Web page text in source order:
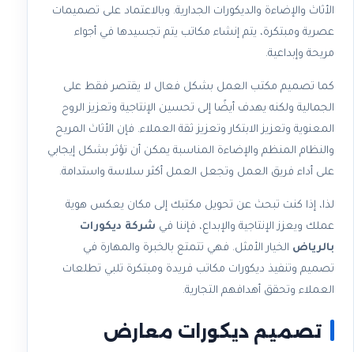
الأثاث والإضاءة والديكورات الجدارية. وبالاعتماد على تصميمات
عصرية ومبتكرة، يتم إنشاء مكاتب يتم تجسيدها في أجواء
مريحة وإبداعية.
كما تصميم مكتب العمل بشكل فعال لا يقتصر فقط على
الجمالية ولكنه يهدف أيضًا إلى تحسين الإنتاجية وتعزيز الروح
المعنوية وتعزيز الابتكار وتعزيز ثقة العملاء. فإن الأثاث المريح
والنظام المنظم والإضاءة المناسبة يمكن أن تؤثر بشكل إيجابي
على أداء فريق العمل وتجعل العمل أكثر سلاسة واستدامة.
لذا، إذا كنت تبحث عن تحويل مكتبك إلى مكان يعكس هوية
عملك ويعزز الإنتاجية والإبداع، فإننا في شركة ديكورات
بالرياض الخيار الأمثل. فهي تتمتع بالخبرة والمهارة في
تصميم وتنفيذ ديكورات مكاتب فريدة ومبتكرة تلبي تطلعات
العملاء وتحقق أهدافهم التجارية.
تصميم ديكورات معارض